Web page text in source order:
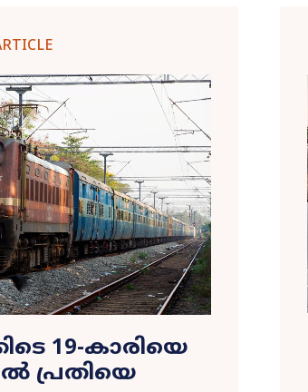
19-കാരിയെ
പ്രതിയെ